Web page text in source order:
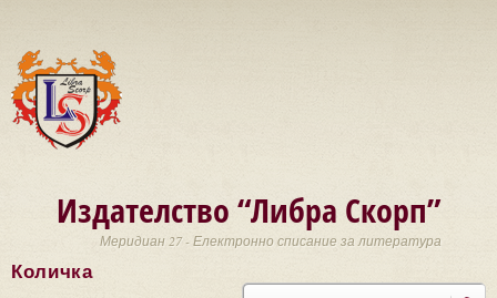
Издателство “Либра Скорп”
Меридиан 27 - Електронно списание за литература
Търси
Количка